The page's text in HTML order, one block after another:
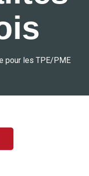
pour les TPE/PME